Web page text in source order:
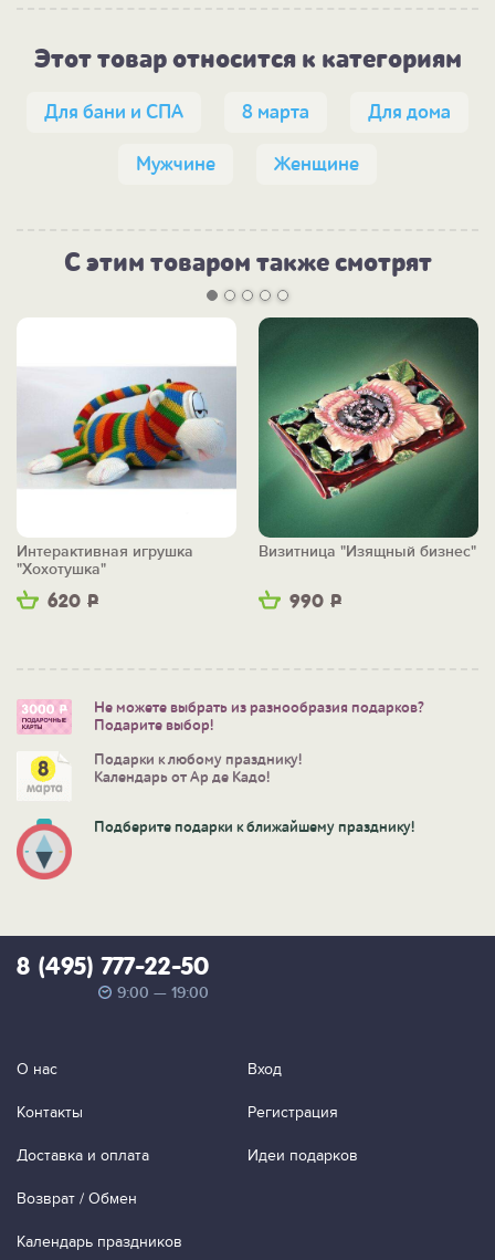
Этот товар относится к категориям
Для бани и СПА 8 марта Для дома
Мужчине Женщине
С этим товаром также смотрят
620 Р
Интерактивная игрушка
"Хохотушка"
990 Р
Визитница "Изящный бизнес"
Не можете выбрать из разнообразия подарков?
Подарите выбор!
Подарки к любому празднику!
Календарь от Ар де Кадо!
Подберите подарки к ближайшему празднику!
8 (495) 777-22-50
9:00 — 19:00
О нас
Контакты
Доставка и оплата
Возврат / Обмен
Календарь праздников
Вход
Регистрация
Идеи подарков